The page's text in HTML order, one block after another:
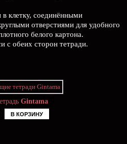
клетку, соединёнными
отверстиями для удобного
белого картона.
с обеих сторон тетради.
Gintama
В КОРЗИНУ